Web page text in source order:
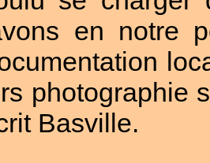
en notre
photographie
Basville.